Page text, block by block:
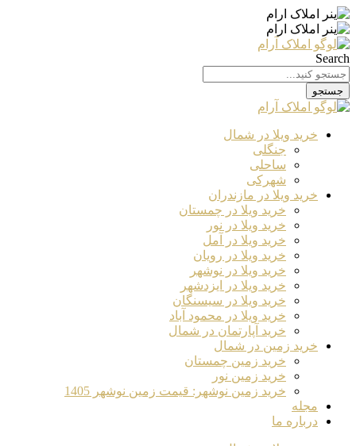
Search
جستجو
خرید ویلا در شمال
جنگلی
ساحلی
شهرکی
خرید ویلا در مازندران
خرید ویلا در چمستان
خرید ویلا در نور
خرید ویلا در آمل
خرید ویلا در رویان
خرید ویلا در نوشهر
خرید ویلا در ایزدشهر
خرید ویلا در سیسنگان
خرید ویلا در محمود آباد
خرید آپارتمان در شمال
خرید زمین در شمال
خرید زمین چمستان
خرید زمین نور
خرید زمین نوشهر: قیمت زمین نوشهر 1405
مجله
درباره ما